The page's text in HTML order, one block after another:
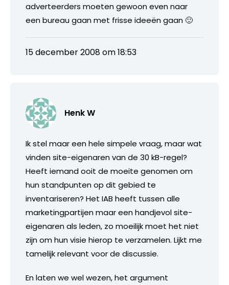
adverteerders moeten gewoon even naar
een bureau gaan met frisse ideeën gaan 🙂
15 december 2008 om 18:53
Henk W
Ik stel maar een hele simpele vraag, maar wat
vinden site-eigenaren van de 30 kB-regel?
Heeft iemand ooit de moeite genomen om
hun standpunten op dit gebied te
inventariseren? Het IAB heeft tussen alle
marketingpartijen maar een handjevol site-
eigenaren als leden, zo moeilijk moet het niet
zijn om hun visie hierop te verzamelen. Lijkt me
tamelijk relevant voor de discussie.
En laten we wel wezen, het argument